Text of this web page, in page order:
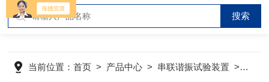
当前位置：首页 > 产品中心 > 串联谐振试验装置 >